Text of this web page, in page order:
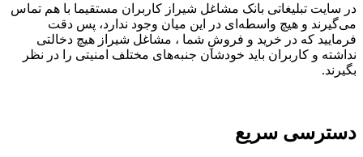
در سایت تبلیغاتی بانک مشاغل شیراز کاربران مستقیما با هم تماس
می‌گیرند و هیچ واسطه‌ای در این میان وجود ندارد، پس دقت
فرمایید که در خرید و فروشِ شما ، مشاغل شیراز هیچ دخالتی
نداشته و کاربران باید خودشان جنبه‌های مختلف امنیتی را در نظر
بگیرند.
دسترسی سریع